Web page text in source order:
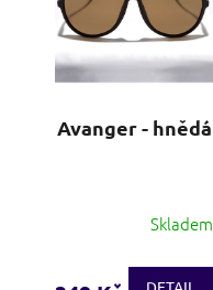
Avanger - hnědá
Skladem